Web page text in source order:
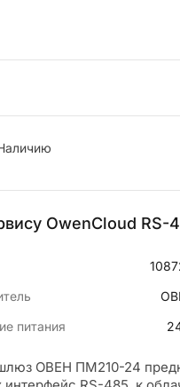
OwenCloud
питания
ОВЕН ПМ210-24